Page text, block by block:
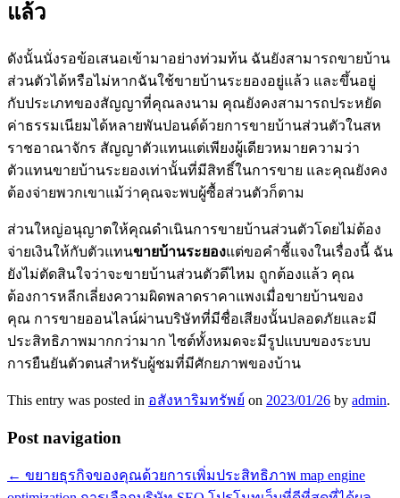
แล้ว
ดังนั้นนั่งรอข้อเสนอเข้ามาอย่างท่วมท้น ฉันยังสามารถขายบ้าน
ส่วนตัวได้หรือไม่หากฉันใช้ขายบ้านระยองอยู่แล้ว และขึ้นอยู่
กับประเภทของสัญญาที่คุณลงนาม คุณยังคงสามารถประหยัด
ค่าธรรมเนียมได้หลายพันปอนด์ด้วยการขายบ้านส่วนตัวในสห
ราชอาณาจักร สัญญาตัวแทนแต่เพียงผู้เดียวหมายความว่า
ตัวแทนขายบ้านระยองเท่านั้นที่มีสิทธิ์ในการขาย และคุณยังคง
ต้องจ่ายพวกเขาแม้ว่าคุณจะพบผู้ซื้อส่วนตัวก็ตาม
ส่วนใหญ่อนุญาตให้คุณดำเนินการขายบ้านส่วนตัวโดยไม่ต้อง
จ่ายเงินให้กับตัวแทนขายบ้านระยองแต่ขอคำชี้แจงในเรื่องนี้ ฉัน
ยังไม่ตัดสินใจว่าจะขายบ้านส่วนตัวดีไหม ถูกต้องแล้ว คุณ
ต้องการหลีกเลี่ยงความผิดพลาดราคาแพงเมื่อขายบ้านของ
คุณ การขายออนไลน์ผ่านบริษัทที่มีชื่อเสียงนั้นปลอดภัยและมี
ประสิทธิภาพมากกว่ามาก ไซต์ทั้งหมดจะมีรูปแบบของระบบ
การยืนยันตัวตนสำหรับผู้ชมที่มีศักยภาพของบ้าน
This entry was posted in อสังหาริมทรัพย์ on 2023/01/26 by admin.
Post navigation
← ขยายธุรกิจของคุณด้วยการเพิ่มประสิทธิภาพ map engine